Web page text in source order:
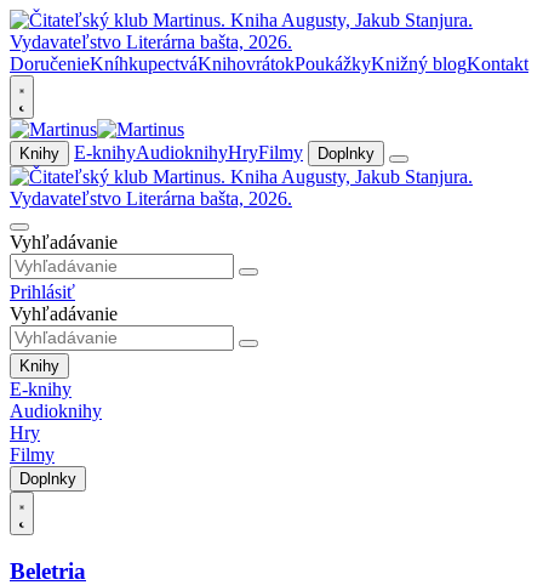
DoručenieKníhkupectváKnihovrátokPoukážkyKnižný blogKontakt
Knihy E-knihyAudioknihyHryFilmy Doplnky
Vyhľadávanie
Prihlásiť
Vyhľadávanie
Knihy
E-knihy
Audioknihy
Hry
Filmy
Doplnky
Beletria